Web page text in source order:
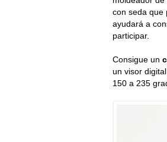
con seda que
ayudará a
participar.
Consigue un
un visor
150 a 235